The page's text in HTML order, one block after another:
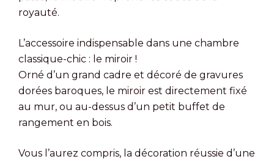
royauté.
L’accessoire indispensable dans une chambre
classique-chic : le miroir !
Orné d’un grand cadre et décoré de gravures
dorées baroques, le miroir est directement fixé
au mur, ou au-dessus d’un petit buffet de
rangement en bois.
Vous l’aurez compris, la décoration réussie d’une